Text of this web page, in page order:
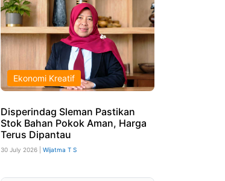
Ekonomi Kreatif
Disperindag Sleman Pastikan
Stok Bahan Pokok Aman, Harga
Terus Dipantau
30 July 2026 | Wijatma T S